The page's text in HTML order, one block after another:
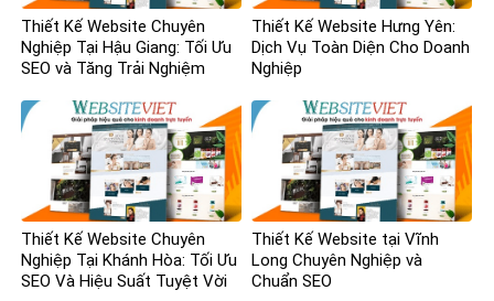
Thiết Kế Website Chuyên
Nghiệp Tại Hậu Giang: Tối Ưu
SEO và Tăng Trải Nghiệm
Thiết Kế Website Hưng Yên:
Dịch Vụ Toàn Diện Cho Doanh
Nghiệp
Thiết Kế Website Chuyên
Nghiệp Tại Khánh Hòa: Tối Ưu
SEO Và Hiệu Suất Tuyệt Vời
Thiết Kế Website tại Vĩnh
Long Chuyên Nghiệp và
Chuẩn SEO